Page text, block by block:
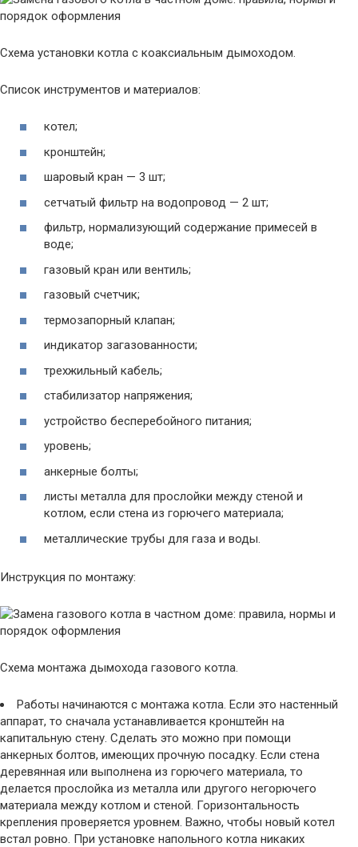
Схема установки котла с коаксиальным дымоходом.
Список инструментов и материалов:
котел;
кронштейн;
шаровый кран — 3 шт;
сетчатый фильтр на водопровод — 2 шт;
фильтр, нормализующий содержание примесей в
воде;
газовый кран или вентиль;
газовый счетчик;
термозапорный клапан;
индикатор загазованности;
трехжильный кабель;
стабилизатор напряжения;
устройство бесперебойного питания;
уровень;
анкерные болты;
листы металла для прослойки между стеной и
котлом, если стена из горючего материала;
металлические трубы для газа и воды.
Инструкция по монтажу:
Схема монтажа дымохода газового котла.
Работы начинаются с монтажа котла. Если это настенный
аппарат, то сначала устанавливается кронштейн на
капитальную стену. Сделать это можно при помощи
анкерных болтов, имеющих прочную посадку. Если стена
деревянная или выполнена из горючего материала, то
делается прослойка из металла или другого негорючего
материала между котлом и стеной. Горизонтальность
крепления проверяется уровнем. Важно, чтобы новый котел
встал ровно. При установке напольного котла никаких